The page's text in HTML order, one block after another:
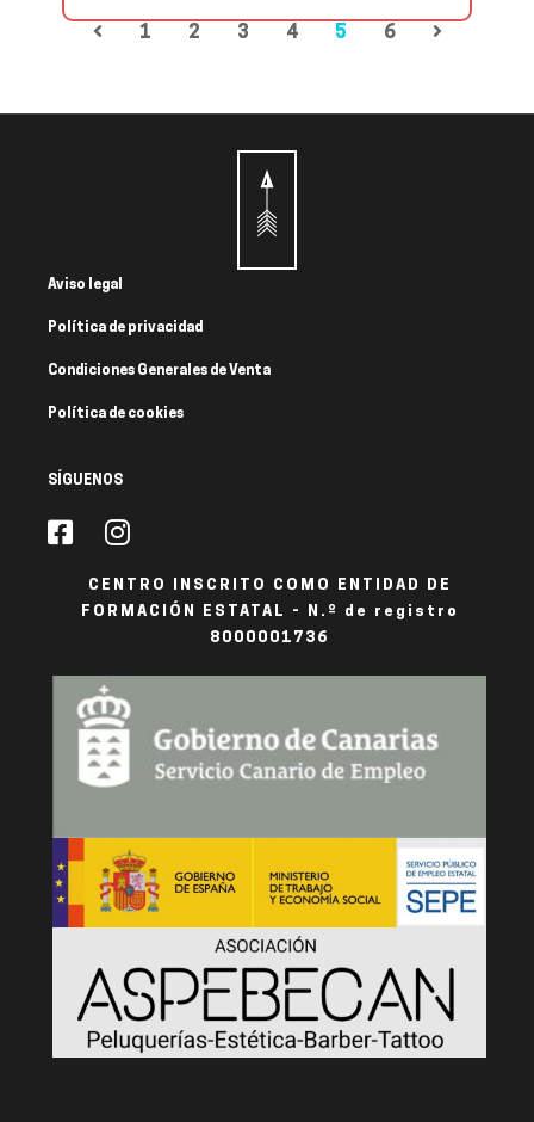
1 2 3 4 5 6
Aviso legal
Política de privacidad
Condiciones Generales de Venta
Política de cookies
SÍGUENOS
CENTRO INSCRITO COMO ENTIDAD DE
FORMACIÓN ESTATAL - N.º de registro
8000001736